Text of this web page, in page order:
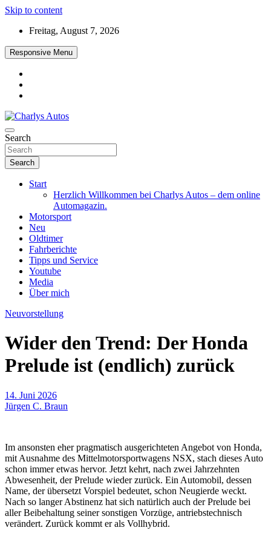
Skip to content
Freitag, August 7, 2026
Responsive Menu
Charlys Autos
Das neue Automagazin – global. regional. informativ. interaktiv
Search
Search
Start
Herzlich Willkommen bei Charlys Autos – dem online
Automagazin.
Motorsport
Neu
Oldtimer
Fahrberichte
Tipps und Service
Youtube
Media
Über mich
Neuvorstellung
Wider den Trend: Der Honda
Prelude ist (endlich) zurück
14. Juni 2026
Jürgen C. Braun
Im ansonsten eher pragmatisch ausgerichteten Angebot von Honda,
mit Ausnahme des Mittelmotorsportwagens NSX, stach dieses Auto
schon immer etwas hervor. Jetzt kehrt, nach zwei Jahrzehnten
Abwesenheit, der Prelude wieder zurück. Ein Automobil, dessen
Name, der übersetzt Vorspiel bedeutet, schon Neugierde weckt.
Nach so langer Abstinenz hat sich natürlich auch der Prelude bei
aller Beibehaltung seiner sonstigen Vorzüge, antriebstechnisch
verändert. Zurück kommt er als Vollhybrid.